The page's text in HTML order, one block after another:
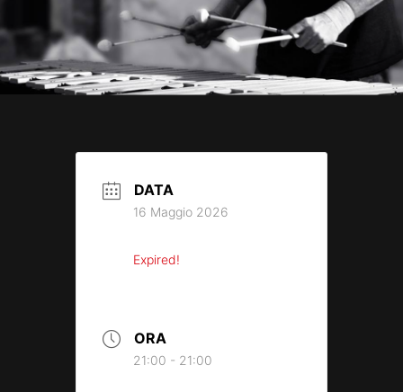
DATA
16 Maggio 2026
Expired!
ORA
21:00 - 21:00